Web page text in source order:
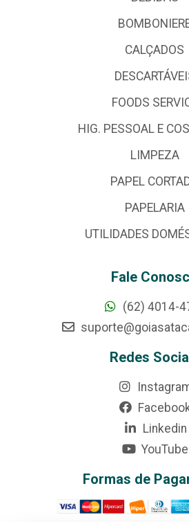
CALÇADOS
FOODS
HIG. PESSOAL E
LIMPEZA
PAPEL
PAPELARIA
UTILIDADES
Fale
(62) 4014-
Redes
Linkedin
YouTube
Formas de